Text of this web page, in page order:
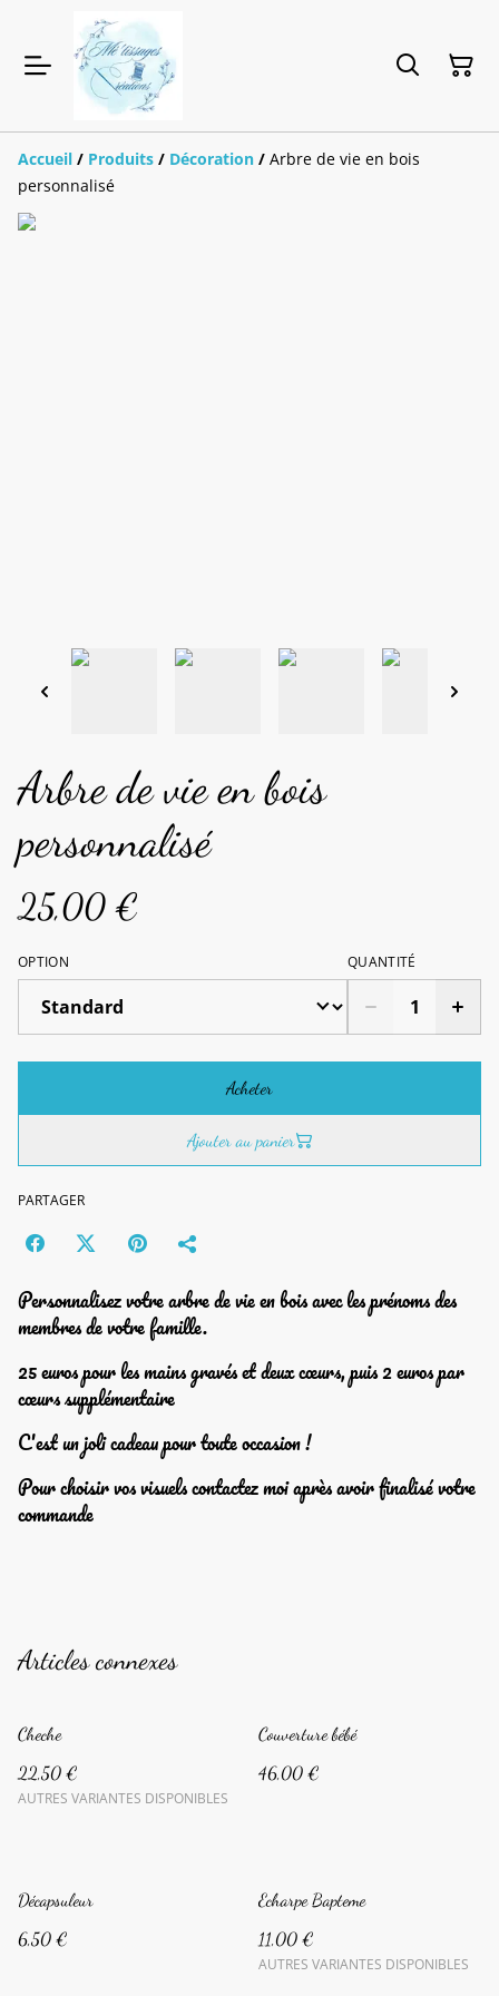
Accueil / Produits / Décoration / Arbre de vie en bois
personnalisé
Arbre de vie en bois
personnalisé
25,00 €
OPTION QUANTITÉ
Acheter
Ajouter au panier
PARTAGER
Personnalisez votre arbre de vie en bois avec les prénoms des
membres de votre famille.
25 euros pour les mains gravés et deux cœurs, puis 2 euros par
cœurs supplémentaire
C'est un joli cadeau pour toute occasion !
Pour choisir vos visuels contactez moi après avoir finalisé votre
commande
Articles connexes
Cheche
22,50 €
AUTRES VARIANTES DISPONIBLES
Couverture bébé
46,00 €
Décapsuleur
6,50 €
Echarpe Bapteme
11,00 €
AUTRES VARIANTES DISPONIBLES